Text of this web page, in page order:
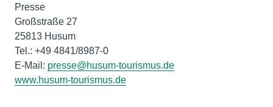
Presse
Großstraße 27
25813 Husum
Tel.: +49 4841/8987-0
E-Mail: presse@husum-tourismus.de
www.husum-tourismus.de